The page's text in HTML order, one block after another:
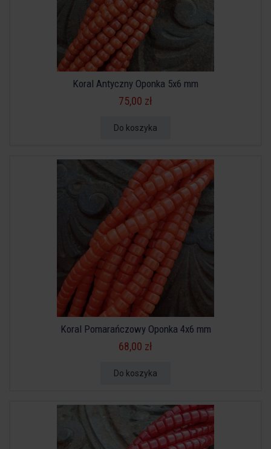
Koral Antyczny Oponka 5x6 mm
75,00 zł
Do koszyka
Koral Pomarańczowy Oponka 4x6 mm
68,00 zł
Do koszyka